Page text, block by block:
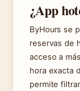
¿App
ByHours se
reservas de
acceso a
hora exacta
permite